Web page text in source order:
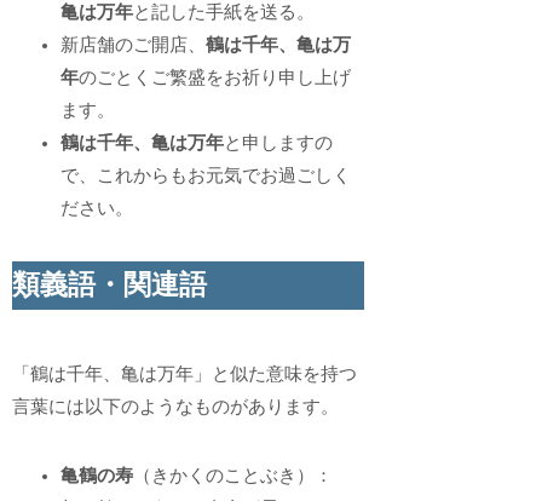
亀は万年と記した手紙を送る。
新店舗のご開店、鶴は千年、亀は万
年のごとくご繁盛をお祈り申し上げ
ます。
鶴は千年、亀は万年と申しますの
で、これからもお元気でお過ごしく
ださい。
類義語・関連語
「鶴は千年、亀は万年」と似た意味を持つ
言葉には以下のようなものがあります。
亀鶴の寿 （きかくのことぶき）：